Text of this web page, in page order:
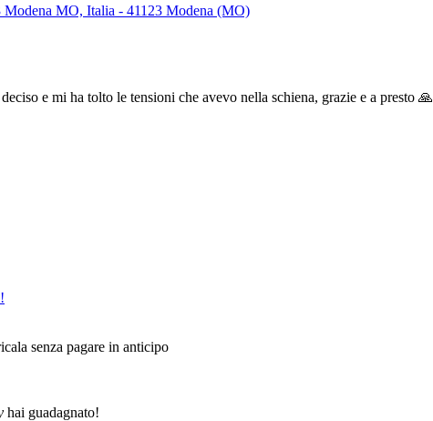
MO, Italia - 41123 Modena (MO)
e mi ha tolto le tensioni che avevo nella schiena, grazie e a presto 🙏
senza pagare in anticipo
hai guadagnato!